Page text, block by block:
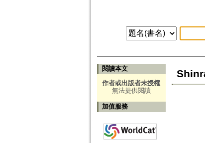
閱讀本文
作者或出版者未授權
無法提供閱讀
加值服務